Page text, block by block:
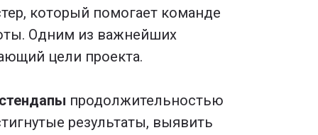
который помогает команде
Одним из важнейших
цели проекта.
продолжительностью
результаты, выявить